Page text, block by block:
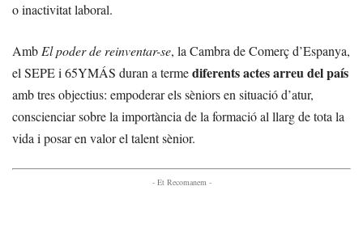
o inactivitat laboral.
AmbEl poder de reinventar-se, la Cambra de Comerç d’Espanya,
el SEPE i 65YMÁS duran a termediferents actes arreu del país
amb tres objectius: empoderar els sèniors en situació d’atur,
conscienciar sobre la importància de la formació al llarg de tota la
vida i posar en valor el talent sènior.
- Et Recomanem -